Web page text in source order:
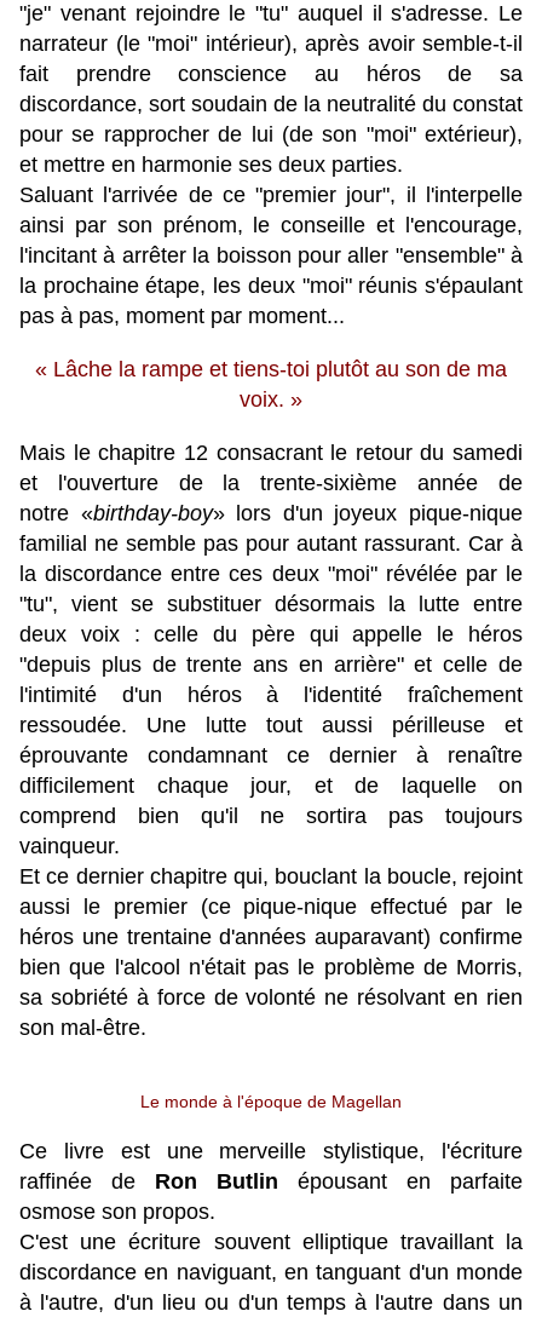
"je" venant rejoindre le "tu" auquel il s'adresse. Le
narrateur (le "moi" intérieur), après avoir semble-t-il
fait prendre conscience au héros de sa
discordance, sort soudain de la neutralité du constat
pour se rapprocher de lui (de son "moi" extérieur),
et mettre en harmonie ses deux parties.
Saluant l'arrivée de ce "premier jour", il l'interpelle
ainsi par son prénom, le conseille et l'encourage,
l'incitant à arrêter la boisson pour aller "ensemble" à
la prochaine étape, les deux "moi" réunis s'épaulant
pas à pas, moment par moment...
« Lâche la rampe et tiens-toi plutôt au son de ma
voix. »
Mais le chapitre 12 consacrant le retour du samedi
et l'ouverture de la trente-sixième année de
notre «birthday-boy» lors d'un joyeux pique-nique
familial ne semble pas pour autant rassurant. Car à
la discordance entre ces deux "moi" révélée par le
"tu", vient se substituer désormais la lutte entre
deux voix : celle du père qui appelle le héros
"depuis plus de trente ans en arrière" et celle de
l'intimité d'un héros à l'identité fraîchement
ressoudée. Une lutte tout aussi périlleuse et
éprouvante condamnant ce dernier à renaître
difficilement chaque jour, et de laquelle on
comprend bien qu'il ne sortira pas toujours
vainqueur.
Et ce dernier chapitre qui, bouclant la boucle, rejoint
aussi le premier (ce pique-nique effectué par le
héros une trentaine d'années auparavant) confirme
bien que l'alcool n'était pas le problème de Morris,
sa sobriété à force de volonté ne résolvant en rien
son mal-être.
Le monde à l'époque de Magellan
Ce livre est une merveille stylistique, l'écriture
raffinée de Ron Butlin épousant en parfaite
osmose son propos.
C'est une écriture souvent elliptique travaillant la
discordance en naviguant, en tanguant d'un monde
à l'autre, d'un lieu ou d'un temps à l'autre dans un